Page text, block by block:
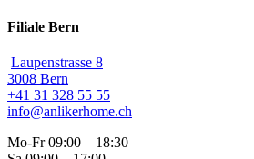
Filiale Bern
Laupenstrasse 8
3008 Bern
+41 31 328 55 55
info@anlikerhome.ch
Mo-Fr 09:00 – 18:30